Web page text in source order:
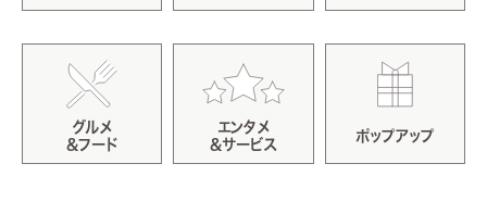
グルメ
&フード
エンタメ
&サービス
ポップアップ